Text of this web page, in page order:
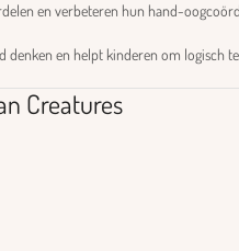
en verbeteren hun hand-
en helpt kinderen om
Creatures